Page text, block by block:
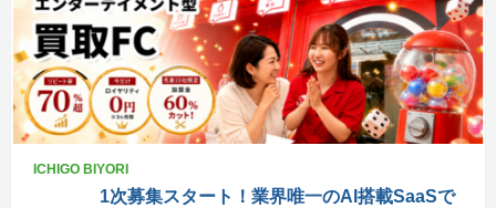
ICHIGO BIYORI
1次募集スタート！業界唯一のAI搭載SaaSで